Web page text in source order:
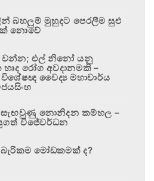
බහලුම් මුහුදට පෙරලීම සුළු
නොවේ
වන්න; එල් නිනෝ යනු
හෘද රෝග අවදානමකි –
විශේෂඥ වෛද්‍ය මහාචාර්ය
නොනිදන කම්හල –
විජේවර්ධන
මෝඩකමක් ද?